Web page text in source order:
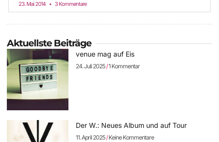
23. Mai 2014 3 Kommentare
Aktuellste Beiträge
venue mag auf Eis
24. Juli 2025 1 Kommentar
Der W.: Neues Album und auf Tour
11. April 2025 Keine Kommentare